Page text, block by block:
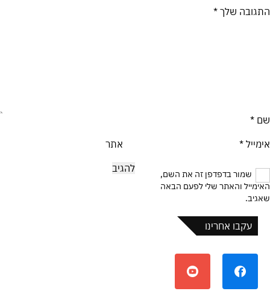
התגובה שלך *
שם *
אימייל * אתר
שמור בדפדפן זה את השם,
האימייל והאתר שלי לפעם הבאה
שאגיב.
עקבו אחרינו